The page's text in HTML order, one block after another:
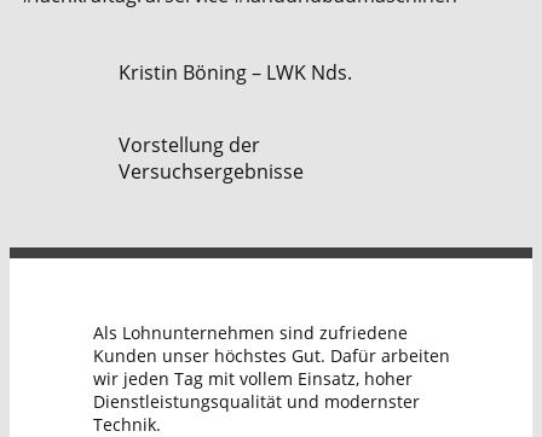
Kristin Böning – LWK Nds.
Vorstellung der
Versuchsergebnisse
Als Lohnunternehmen sind zufriedene
Kunden unser höchstes Gut. Dafür arbeiten
wir jeden Tag mit vollem Einsatz, hoher
Dienstleistungsqualität und modernster
Technik.